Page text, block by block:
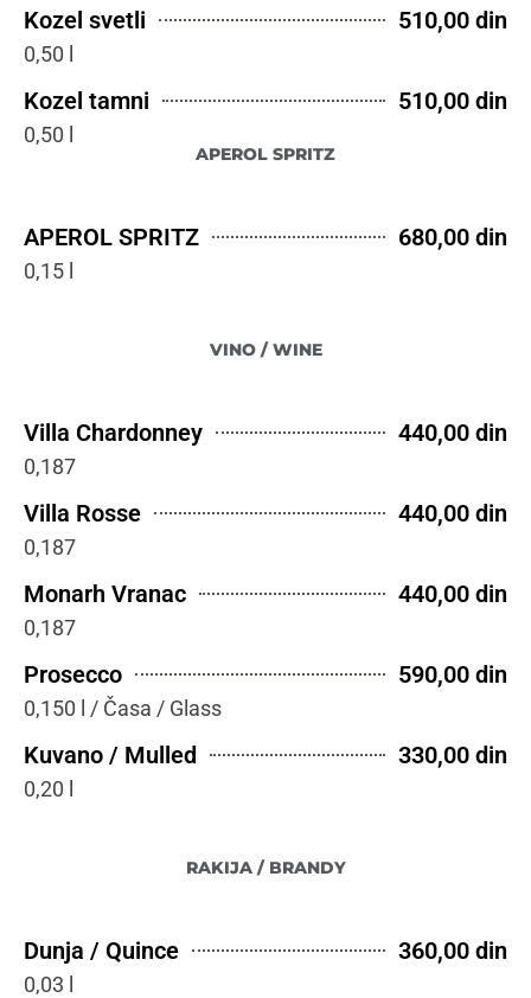
Kozel svetli 510,00 din
0,50 l
Kozel tamni 510,00 din
0,50 l
APEROL SPRITZ
APEROL SPRITZ 680,00 din
0,15 l
VINO / WINE
Villa Chardonney 440,00 din
0,187
Villa Rosse 440,00 din
0,187
Monarh Vranac 440,00 din
0,187
Prosecco 590,00 din
0,150 l / Časa / Glass
Kuvano / Mulled 330,00 din
0,20 l
RAKIJA / BRANDY
Dunja / Quince 360,00 din
0,03 l